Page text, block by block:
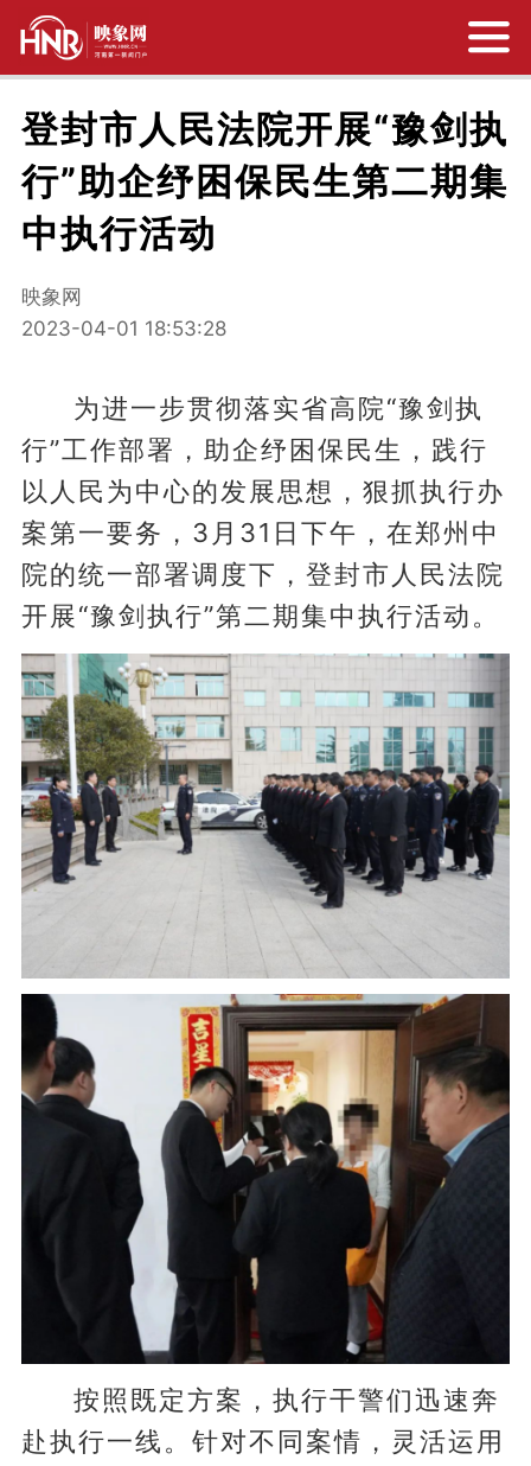
登封市人民法院开展“豫剑执
行”助企纾困保民生第二期集
中执行活动
映象网
2023-04-01 18:53:28
为进一步贯彻落实省高院“豫剑执
行”工作部署，助企纾困保民生，践行
以人民为中心的发展思想，狠抓执行办
案第一要务，3月31日下午，在郑州中
院的统一部署调度下，登封市人民法院
开展“豫剑执行”第二期集中执行活动。
按照既定方案，执行干警们迅速奔
赴执行一线。针对不同案情，灵活运用